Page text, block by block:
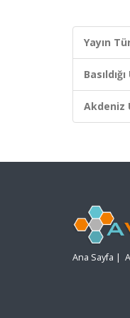
Yayın
Akdeniz
Ana Sayfa |